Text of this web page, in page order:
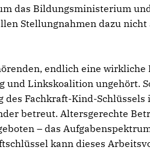
das Bildungsministerium
Stellungnahmen dazu
endlich eine
und Linkskoalition ungehört.
des Fachkraft-Kind-
betreut. Altersgerechte
– das
kann dieses